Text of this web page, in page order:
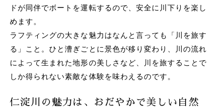
ドが同伴でボートを運転するので、安全に川下りを楽し
めます。
ラフティングの大きな魅力はなんと言っても「川を旅す
る」こと。ひと漕ぎごとに景色が移り変わり、川の流れ
によって生まれた地形の美しさなど、川を旅することで
しか得られない素敵な体験を味わえるのです。
仁淀川の魅力は、おだやかで美しい自然